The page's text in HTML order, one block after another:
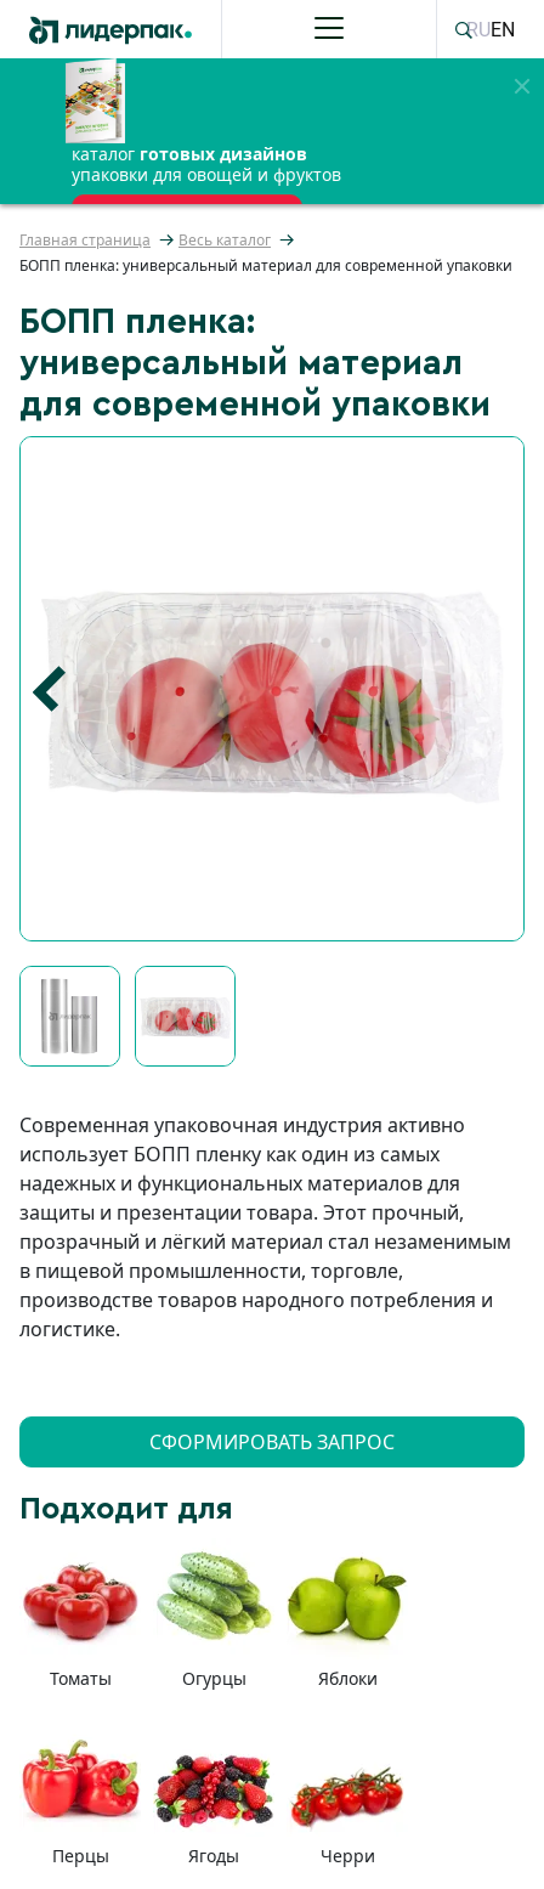
каталог готовых дизайнов
упаковки для овощей и фруктов
ПОЛУЧИТЬ БЕСПЛАТНО
RUEN
Главная страница
Весь каталог
БОПП пленка: универсальный материал для современной упаковки
БОПП пленка:
универсальный материал
для современной упаковки
Современная упаковочная индустрия активно
использует БОПП пленку как один из самых
надежных и функциональных материалов для
защиты и презентации товара. Этот прочный,
прозрачный и лёгкий материал стал незаменимым
в пищевой промышленности, торговле,
производстве товаров народного потребления и
логистике.
СФОРМИРОВАТЬ ЗАПРОС
Подходит для
Томаты Огурцы Яблоки
Перцы Ягоды Черри